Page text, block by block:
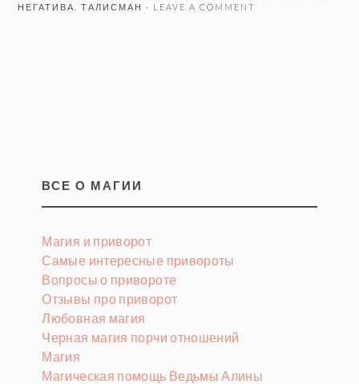
НЕГАТИВА
,ТАЛИСМАН · LEAVE A COMMENT
ВСЕ О МАГИИ
Магия и приворот
Самые интересные привороты
Вопросы о привороте
Отзывы про приворот
Любовная магия
Черная магия порчи отношений
Магия
Магическая помощь Ведьмы Алины